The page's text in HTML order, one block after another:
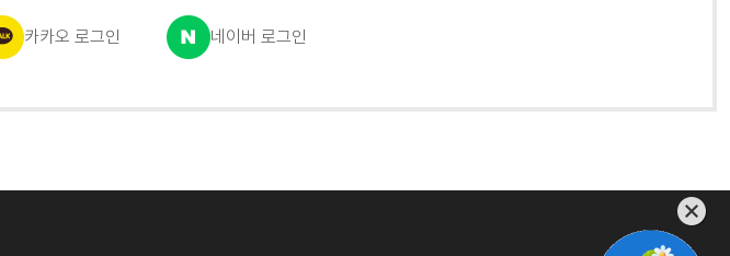
카카오 로그인 네이버 로그인